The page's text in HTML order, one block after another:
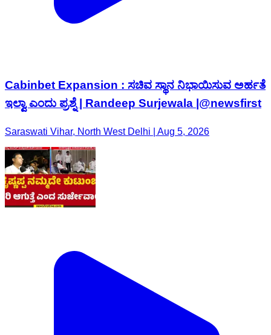
Cabinbet Expansion : ಸಚಿವ ಸ್ಥಾನ ನಿಭಾಯಿಸುವ ಅರ್ಹತೆ
ಇಲ್ವಾ ಎಂದು ಪ್ರಶ್ನೆ | Randeep Surjewala |@newsfirst
Saraswati Vihar, North West Delhi | Aug 5, 2026